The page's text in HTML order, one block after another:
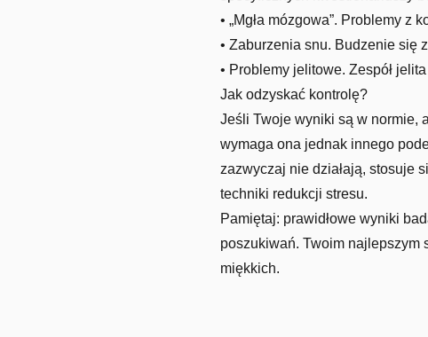
• „Mgła mózgowa”. Problemy z
• Zaburzenia snu. Budzenie się
• Problemy jelitowe. Zespół
Jak odzyskać kontrolę?
Jeśli Twoje wyniki są w normie,
wymaga ona jednak innego
zazwyczaj nie działają, stosuje
techniki redukcji stresu.
Pamiętaj: prawidłowe wyniki
poszukiwań. Twoim najlepszym
miękkich.